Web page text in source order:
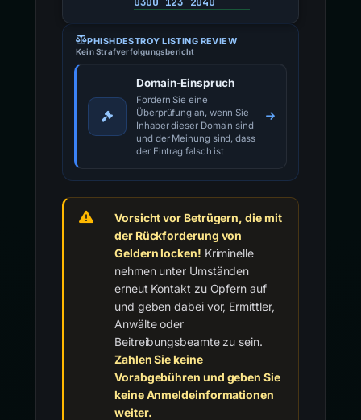
PHISHDESTROY LISTING REVIEW
Kein Strafverfolgungsbericht
Domain-Einspruch
Fordern Sie eine
Überprüfung an, wenn Sie
Inhaber dieser Domain sind
und der Meinung sind, dass
der Eintrag falsch ist
Vorsicht vor Betrügern, die mit
der Rückforderung von
Geldern locken! Kriminelle
nehmen unter Umständen
erneut Kontakt zu Opfern auf
und geben dabei vor, Ermittler,
Anwälte oder
Beitreibungsbeamte zu sein.
Zahlen Sie keine
Vorabgebühren und geben Sie
keine Anmeldeinformationen
weiter.